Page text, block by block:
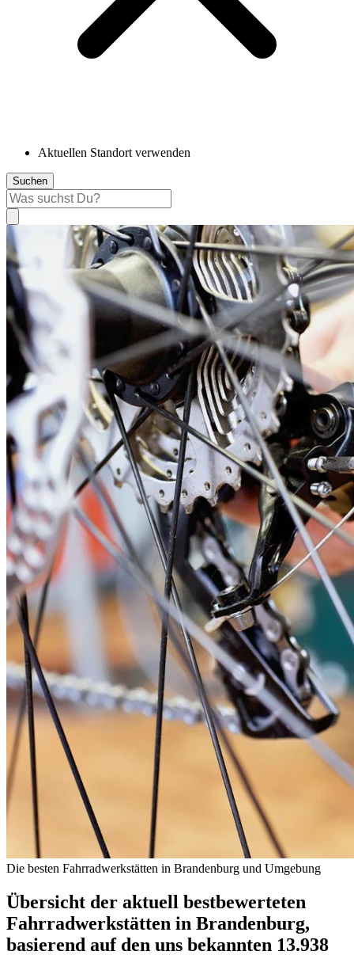
Aktuellen Standort verwenden
Suchen
Die besten Fahrradwerkstätten in Brandenburg und Umgebung
Übersicht der aktuell bestbewerteten
Fahrradwerkstätten in Brandenburg,
basierend auf den uns bekannten 13.938